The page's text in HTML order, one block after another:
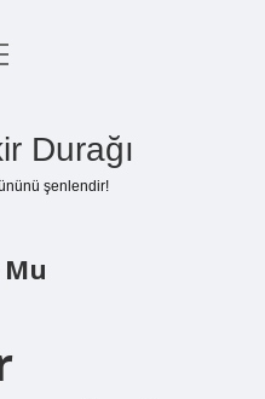
Durağı
şenlendir!